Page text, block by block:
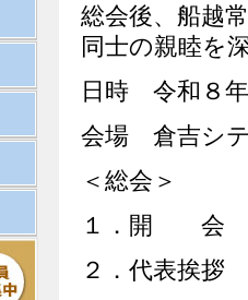
総会後、船越
同士の親睦を
日時 令和８年
会場 倉吉シ
＜総会＞
１．開 会
２．代表挨